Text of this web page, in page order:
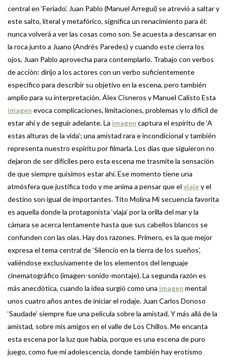
central en ‘Feriado’. Juan Pablo (Manuel Arregui) se atrevió a saltar y
este salto, literal y metafórico, significa un renacimiento para él:
nunca volverá a ver las cosas como son. Se acuesta a descansar en
la roca junto a Juano (Andrés Paredes) y cuando este cierra los
ojos, Juan Pablo aprovecha para contemplarlo. Trabajo con verbos
de acción: dirijo a los actores con un verbo suficientemente
específico para describir su objetivo en la escena, pero también
amplio para su interpretación. Álex Cisneros y Manuel Calisto Esta
imagen evoca complicaciones, limitaciones, problemas y lo difícil de
estar ahí y de seguir adelante. La imagen captura el espíritu de ‘A
estas alturas de la vida’; una amistad rara e incondicional y también
representa nuestro espíritu por filmarla. Los días que siguieron no
dejaron de ser difíciles pero esta escena me trasmite la sensación
de que siempre quisimos estar ahí. Ese momento tiene una
atmósfera que justifica todo y me anima a pensar que el viajey el
destino son igual de importantes. Tito Molina Mi secuencia favorita
es aquella donde la protagonista ‘viaja’ por la orilla del mar y la
cámara se acerca lentamente hasta que sus cabellos blancos se
confunden con las olas. Hay dos razones. Primero, es la que mejor
expresa el tema central de ‘Silencio en la tierra de los sueños’,
valiéndose exclusivamente de los elementos del lenguaje
cinematográfico (imagen-sonido-montaje). La segunda razón es
más anecdótica, cuando la idea surgió como una imagen mental
unos cuatro años antes de iniciar el rodaje. Juan Carlos Donoso
‘Saudade’ siempre fue una película sobre la amistad. Y más allá de la
amistad, sobre mis amigos en el valle de Los Chillos. Me encanta
esta escena por la luz que había, porque es una escena de puro
juego, como fue mi adolescencia, donde también hay erotismo